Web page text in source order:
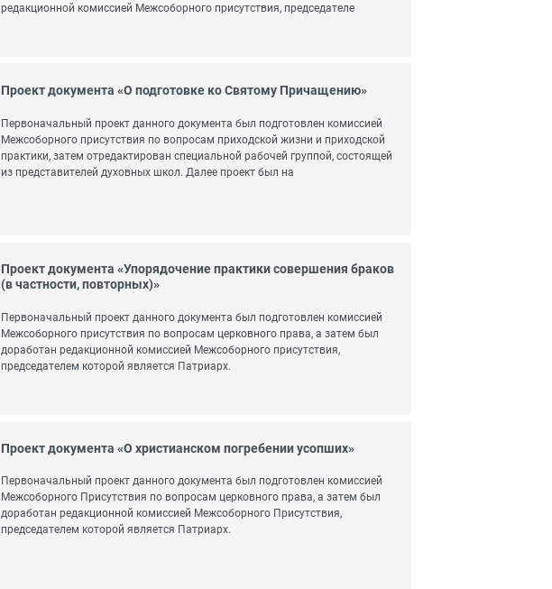
редакционной комиссией Межсоборного присутствия, председателе
Проект документа «О подготовке ко Святому Причащению»
Первоначальный проект данного документа был подготовлен комиссией
Межсоборного присутствия по вопросам приходской жизни и приходской
практики, затем отредактирован специальной рабочей группой, состоящей
из представителей духовных школ. Далее проект был на
Проект документа «Упорядочение практики совершения браков
(в частности, повторных)»
Первоначальный проект данного документа был подготовлен комиссией
Межсоборного присутствия по вопросам церковного права, а затем был
доработан редакционной комиссией Межсоборного присутствия,
председателем которой является Патриарх.
Проект документа «О христианском погребении усопших»
Первоначальный проект данного документа был подготовлен комиссией
Межсоборного Присутствия по вопросам церковного права, а затем был
доработан редакционной комиссией Межсоборного Присутствия,
председателем которой является Патриарх.